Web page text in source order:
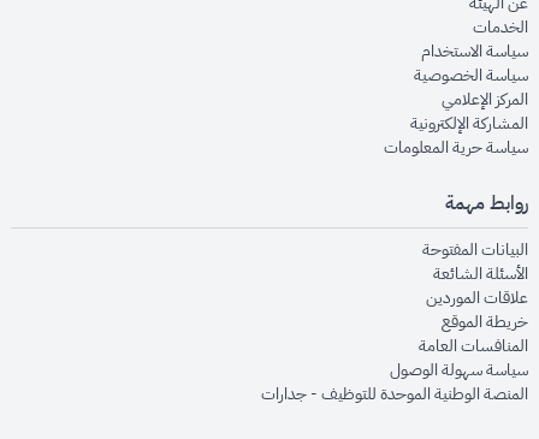
الخدماتopens in new window
سياسة الاستخدام
سياسة الخصوصيةopens in new window
المركز الإعلاميopens in new window
المشاركة الإلكترونيةopens in new window
سياسة حرية المعلوماتopens in new window
روابط مهمة
البيانات المفتوحةopens in new window
الأسئلة الشائعةopens in new window
علاقات الموردينopens in new window
خريطة الموقعopens in new window
المنافسات العامةopens in new window
سياسة سهولة الوصولopens in new window
المنصة الوطنية الموحدة للتوظيف - جداراتopens in new window